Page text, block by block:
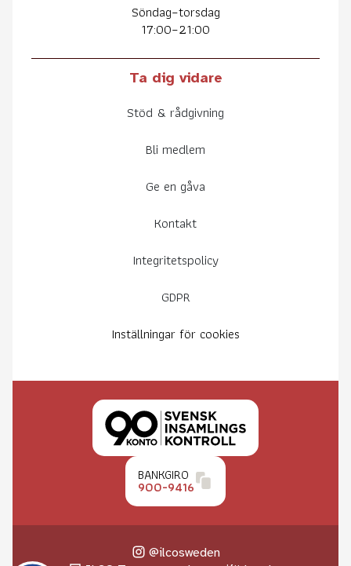
Söndag–torsdag
17:00–21:00
Ta dig vidare
Stöd & rådgivning
Bli medlem
Ge en gåva
Kontakt
Integritetspolicy
GDPR
Inställningar för cookies
BANKGIRO
900-9416
@ilcosweden